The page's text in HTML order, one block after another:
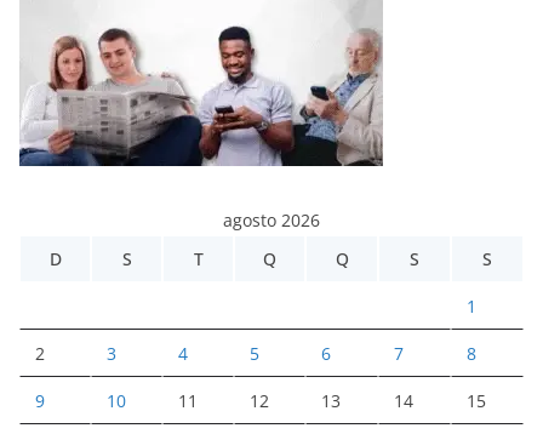
agosto 2026
D
S T Q Q S S
1
2 3 4 5 6 7 8
9 10 11 12 13 14 15